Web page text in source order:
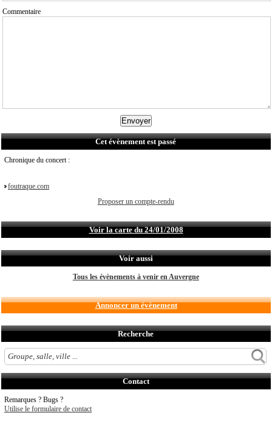
Commentaire
Cet évènement est passé
Chronique du concert :
foutraque.com
Proposer un compte-rendu
Voir la carte du 24/01/2008
Voir aussi
Tous les évènements à venir en Auvergne
Annoncer un évènement
Recherche
Contact
Remarques ? Bugs ?
Utilise le formulaire de contact